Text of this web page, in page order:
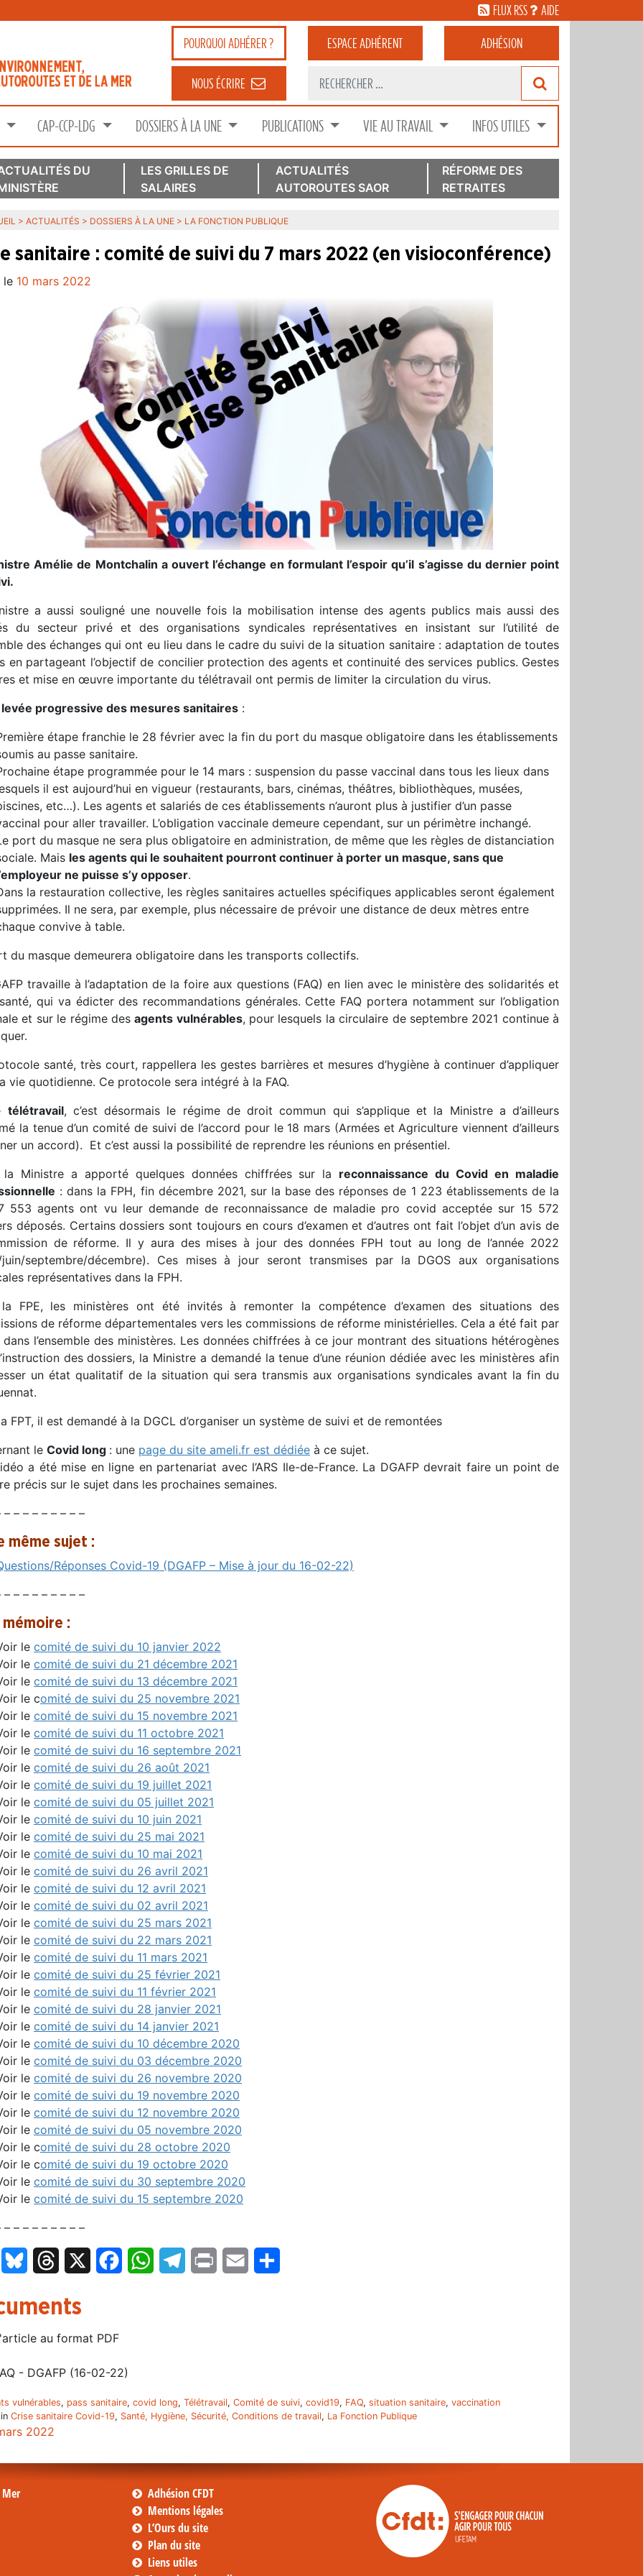
FLUX RSS AIDE
POURQUOIADHÉRER ? ESPACEADHÉRENT ADHÉSION
NOUS ÉCRIRE
CAP-CCP-LDG DOSSIERS À LA UNE PUBLICATIONS VIE AU TRAVAIL INFOS UTILES
DU
LES GRILLES DE
SALAIRES
ACTUALITÉS
AUTOROUTES SAOR
RÉFORME DES
RETRAITES
> ACTUALITÉS > DOSSIERS À LA UNE > LA FONCTION PUBLIQUE
sanitaire : comité de suivi du 7 mars 2022 (en visioconférence)
le 10 mars 2022
Amélie de Montchalin a ouvert l’échange en formulant l’espoir qu’il s’agisse du dernier point
a aussi souligné une nouvelle fois la mobilisation intense des agents publics mais aussi des
du secteur privé et des organisations syndicales représentatives en insistant sur l’utilité de
des échanges qui ont eu lieu dans le cadre du suivi de la situation sanitaire : adaptation de toutes
en partageant l’objectif de concilier protection des agents et continuité des services publics. Gestes
et mise en œuvre importante du télétravail ont permis de limiter la circulation du virus.
levée progressive des mesures sanitaires :
étape franchie le 28 février avec la fin du port du masque obligatoire dans les établissements
au passe sanitaire.
étape programmée pour le 14 mars : suspension du passe vaccinal dans tous les lieux dans
il est aujourd’hui en vigueur (restaurants, bars, cinémas, théâtres, bibliothèques, musées,
etc…). Les agents et salariés de ces établissements n’auront plus à justifier d’un passe
pour aller travailler. L’obligation vaccinale demeure cependant, sur un périmètre inchangé.
port du masque ne sera plus obligatoire en administration, de même que les règles de distanciation
Mais les agents qui le souhaitent pourront continuer à porter un masque, sans que
ne puisse s’y opposer.
la restauration collective, les règles sanitaires actuelles spécifiques applicables seront également
Il ne sera, par exemple, plus nécessaire de prévoir une distance de deux mètres entre
convive à table.
du masque demeurera obligatoire dans les transports collectifs.
travaille à l’adaptation de la foire aux questions (FAQ) en lien avec le ministère des solidarités et
qui va édicter des recommandations générales. Cette FAQ portera notamment sur l’obligation
et sur le régime desagents vulnérables, pour lesquels la circulaire de septembre 2021 continue à
santé, très court, rappellera les gestes barrières et mesures d’hygiène à continuer d’appliquer
vie quotidienne. Ce protocole sera intégré à la FAQ.
télétravail, c’est désormais le régime de droit commun qui s’applique et la Ministre a d’ailleurs
la tenue d’un comité de suivi de l’accord pour le 18 mars (Armées et Agriculture viennent d’ailleurs
un accord). Et c’est aussi la possibilité de reprendre les réunions en présentiel.
la Ministre a apporté quelques données chiffrées sur la reconnaissance du Covid en maladie
: dans la FPH, fin décembre 2021, sur la base des réponses de 1 223 établissements de la
553 agents ont vu leur demande de reconnaissance de maladie pro covid acceptée sur 15 572
déposés. Certains dossiers sont toujours en cours d’examen et d’autres ont fait l’objet d’un avis de
de réforme. Il y aura des mises à jour des données FPH tout au long de l’année 2022
juin/septembre/décembre). Ces mises à jour seront transmises par la DGOS aux organisations
représentatives dans la FPH.
FPE, les ministères ont été invités à remonter la compétence d’examen des situations des
de réforme départementales vers les commissions de réforme ministérielles. Cela a été fait par
l’ensemble des ministères. Les données chiffrées à ce jour montrant des situations hétérogènes
des dossiers, la Ministre a demandé la tenue d’une réunion dédiée avec les ministères afin
un état qualitatif de la situation qui sera transmis aux organisations syndicales avant la fin du
FPT, il est demandé à la DGCL d’organiser un système de suivi et de remontées
le Covid long : une page du site ameli.fr est dédiée à ce sujet.
a été mise en ligne en partenariat avec l’ARS Ile-de-France. La DGAFP devrait faire un point de
précis sur le sujet dans les prochaines semaines.
– – – – – – – – –
même sujet :
Réponses Covid-19 (DGAFP – Mise à jour du 16-02-22)
– – – – – – – – –
:
le comité de suivi du 10 janvier 2022
le comité de suivi du 21 décembre 2021
le comité de suivi du 13 décembre 2021
le comité de suivi du 25 novembre 2021
le comité de suivi du 15 novembre 2021
le comité de suivi du 11 octobre 2021
le comité de suivi du 16 septembre 2021
le comité de suivi du 26 août 2021
le comité de suivi du 19 juillet 2021
le comité de suivi du 05 juillet 2021
le comité de suivi du 10 juin 2021
le comité de suivi du 25 mai 2021
le comité de suivi du 10 mai 2021
le comité de suivi du 26 avril 2021
le comité de suivi du 12 avril 2021
le comité de suivi du 02 avril 2021
le comité de suivi du 25 mars 2021
le comité de suivi du 22 mars 2021
le comité de suivi du 11 mars 2021
le comité de suivi du 25 février 2021
le comité de suivi du 11 février 2021
le comité de suivi du 28 janvier 2021
le comité de suivi du 14 janvier 2021
le comité de suivi du 10 décembre 2020
le comité de suivi du 03 décembre 2020
le comité de suivi du 26 novembre 2020
le comité de suivi du 19 novembre 2020
le comité de suivi du 12 novembre 2020
le comité de suivi du 05 novembre 2020
le comité de suivi du 28 octobre 2020
le comité de suivi du 19 octobre 2020
le comité de suivi du 30 septembre 2020
le comité de suivi du 15 septembre 2020
– – – – – – – – –
Bluesky Threads FacebookWhatsAppTelegram
Print Email
au format PDF
- DGAFP (16-02-22)
vulnérables, pass sanitaire, covid long, Télétravail, Comité de suivi, covid19, FAQ, situation sanitaire, vaccination
Crise sanitaire Covid-19, Santé, Hygiène, Sécurité, Conditions de travail, La Fonction Publique
2022
Adhésion CFDT
Mentions légales
L’Ours du site
Plan du site
Liens utiles